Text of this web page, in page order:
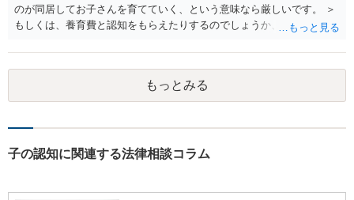
のが同居してお子さんを育てていく、という意味なら厳しいです。 ＞
もしくは、養育費と認知をもらえたりするのでしょうか、 相手が認知
す。 また、認知されたことを前提に、父親として子を養う義務があり
ますので、 養育費を請求できます。 ただ、極端な話相手に収入がなか
ったり、行方不明だったりすると、実際上の回収が難しい可能性はあ
ります。
もっとみる
子の認知に関連する法律相談コラム